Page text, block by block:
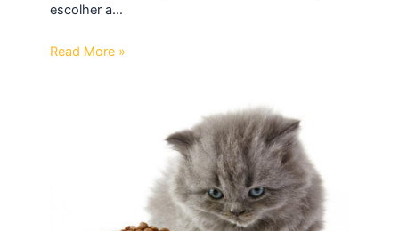
escolher a…
Read More »